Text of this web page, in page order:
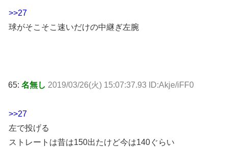
>>27
球がそこそこ速いだけの中継ぎ左腕
65: 名無し 2019/03/26(火) 15:07:37.93 ID:Akje/iFF0
>>27
左で投げる
ストレートは昔は150出たけど今は140ぐらい